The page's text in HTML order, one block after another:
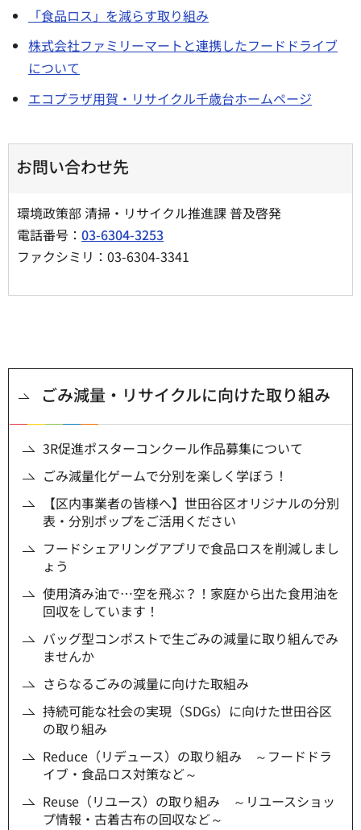
「食品ロス」を減らす取り組み
株式会社ファミリーマートと連携したフードドライブ
について
エコプラザ用賀・リサイクル千歳台ホームページ
お問い合わせ先
環境政策部 清掃・リサイクル推進課 普及啓発
電話番号： 03-6304-3253
ファクシミリ：03-6304-3341
ごみ減量・リサイクルに向けた取り組み
3R促進ポスターコンクール作品募集について
ごみ減量化ゲームで分別を楽しく学ぼう！
【区内事業者の皆様へ】世田谷区オリジナルの分別
表・分別ポップをご活用ください
フードシェアリングアプリで食品ロスを削減しまし
ょう
使用済み油で…空を飛ぶ？！家庭から出た食用油を
回収をしています！
バッグ型コンポストで生ごみの減量に取り組んでみ
ませんか
さらなるごみの減量に向けた取組み
持続可能な社会の実現（SDGs）に向けた世田谷区
の取り組み
Reduce（リデュース）の取り組み ～フードドラ
イブ・食品ロス対策など～
Reuse（リユース）の取り組み ～リユースショッ
プ情報・古着古布の回収など～